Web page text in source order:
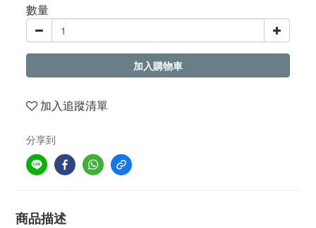
數量
加入購物車
加入追蹤清單
分享到
商品描述